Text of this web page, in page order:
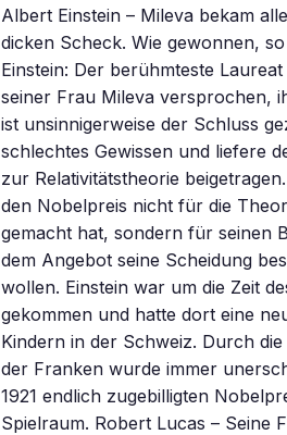
Albert Einstein – Mileva bekam
dicken Scheck. Wie gewonnen,
Einstein: Der berühmteste
seiner Frau Mileva versprochen,
ist unsinnigerweise der Schluss
schlechtes Gewissen und liefere
zur Relativitätstheorie
den Nobelpreis nicht für die
gemacht hat, sondern für seinen
dem Angebot seine Scheidung
wollen. Einstein war um die Zeit
gekommen und hatte dort eine
Kindern in der Schweiz. Durch
der Franken wurde immer
1921 endlich zugebilligten
Spielraum. Robert Lucas – Seine